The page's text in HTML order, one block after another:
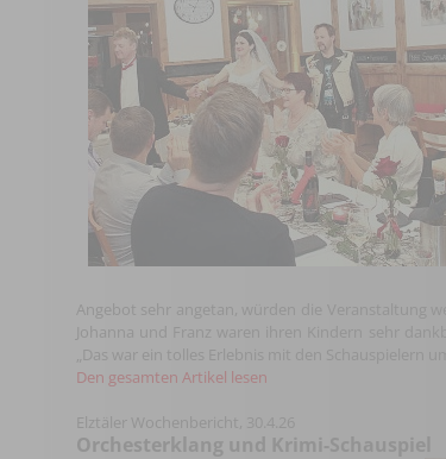
Angebot sehr angetan, würden die Veranstaltung
Johanna und Franz waren ihren Kindern sehr
„Das war ein tolles Erlebnis mit den Schauspielern
Den gesamten Artikel lesen
Elztäler Wochenbericht, 30.4.26
Orchesterklang und Krimi-Schauspiel